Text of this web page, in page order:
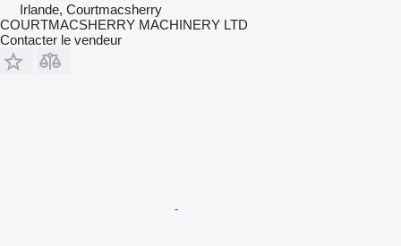
Irlande, Courtmacsherry
COURTMACSHERRY MACHINERY LTD
Contacter le vendeur